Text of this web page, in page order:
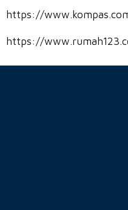
https://
https://